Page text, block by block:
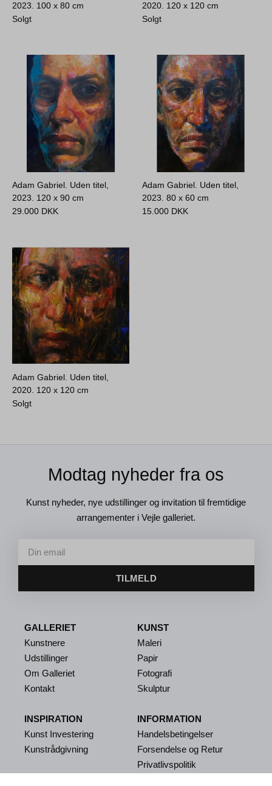
2023. 100 x 80 cm
Solgt
2020. 120 x 120 cm
Solgt
Adam Gabriel. Uden titel,
2023. 120 x 90 cm
29.000 DKK
Adam Gabriel. Uden titel,
2023. 80 x 60 cm
15.000 DKK
Adam Gabriel. Uden titel,
2020. 120 x 120 cm
Solgt
Modtag nyheder fra os
Kunst nyheder, nye udstillinger og invitation til fremtidige
arrangementer i Vejle galleriet.
TILMELD
GALLERIET
Kunstnere
Udstillinger
Om Galleriet
Kontakt
INSPIRATION
Kunst Investering
Kunstrådgivning
KUNST
Maleri
Papir
Fotografi
Skulptur
INFORMATION
Handelsbetingelser
Forsendelse og Retur
Privatlivspolitik